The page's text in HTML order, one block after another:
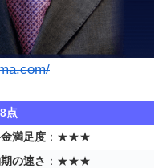
点
満足度 ：★★★
の速さ ：★★★